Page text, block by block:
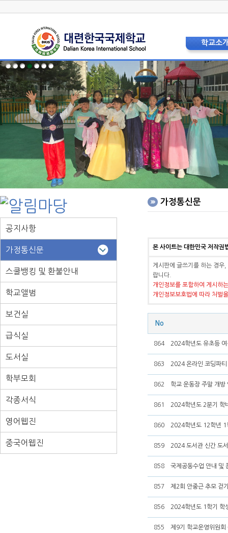
학교소
학교장 인
상징 및
교육비전
현황 및 연
교직원소
법인이사
학교운영위
학부모회
층별안내
오시는
홍보리플
학교사진
공지사항
가정통신문
스쿨뱅킹 및 환불안내
학교앨범
보건실
급식실
도서실
학부모회
각종서식
영어웹진
중국어웹진
가정통신문
본 사이트는 대한민국 저작권
게시판에 글쓰기를 하는 경우
랍니다.
개인정보를 포함하여 게시하
개인정보보호법에 따라 처벌
No
864 2024학년도 유초등
863 2024 온라인 코딩파
862 학교 운동장 주말 개방
861 2024학년도 2분기 학
860 2024학년도 12학년 1
859 2024 도서관 신간 도
858 국제공동수업 안내 및
857 제2회 안중근 추모 걷
856 2024학년도 1학기 학
855 제9기 학교운영위원